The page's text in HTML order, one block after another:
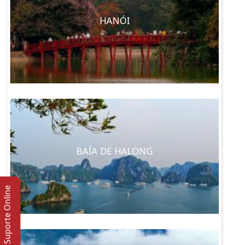
HANÓI
BAÍA DE HALONG
Suporte Online